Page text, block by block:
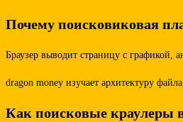
Почему поисковиковая
Браузер выводит страницу с графикой,
dragon money изучает архитектуру
Как поисковые краулеры